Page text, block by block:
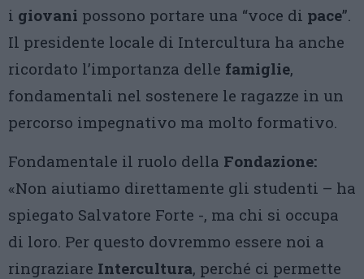
i giovani possono portare una “voce di pace”.
Il presidente locale di Intercultura ha anche
ricordato l’importanza delle famiglie,
fondamentali nel sostenere le ragazze in un
percorso impegnativo ma molto formativo.
Fondamentale il ruolo della Fondazione:
«Non aiutiamo direttamente gli studenti – ha
spiegato Salvatore Forte -, ma chi si occupa
di loro. Per questo dovremmo essere noi a
ringraziare Intercultura, perché ci permette